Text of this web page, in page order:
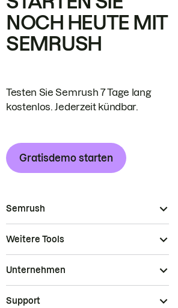
NOCH HEUTE MIT
SEMRUSH
Testen Sie Semrush 7 Tage lang
kostenlos. Jederzeit kündbar.
Gratisdemo starten
Semrush
Weitere Tools
Unternehmen
Support